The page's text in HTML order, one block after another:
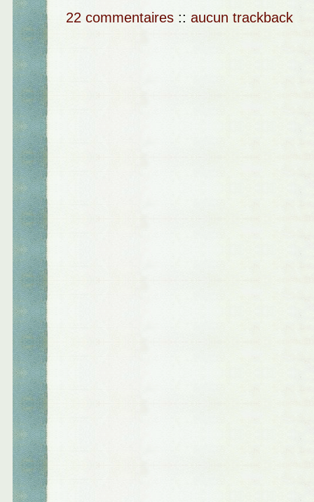
22 commentaires :: aucun trackback